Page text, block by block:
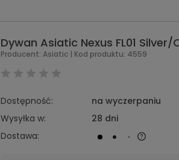
Dywan Asiatic Nexus FL01 Silver/
Producent: Asiatic | Kod produktu: 4559
Dostępność:
na wyczerpaniu
Wysyłka w:
28 dni
Dostawa: